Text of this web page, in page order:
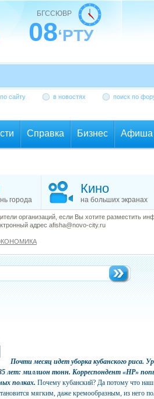
БГССЮВР
08‘РТУ
сайту в новостях
поиск по
Справка Бизнес Афиша
города
Кино
на больших экранах
организаций, если Вы хотите разместить
адрес afisha@novo-city.ru
Почти месяц идет уборка кубанского риса.
лет: миллион тонн. Корреспондент «НР»
полках. Почему кубанский? Да потому что
мягким, даже кремообразным, из него